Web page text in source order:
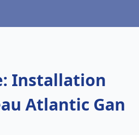
Installation
Atlantic Gan